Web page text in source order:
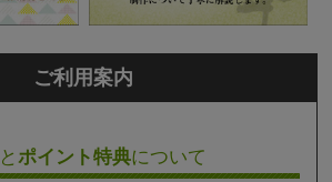
ご利用案内
とポイント特典について